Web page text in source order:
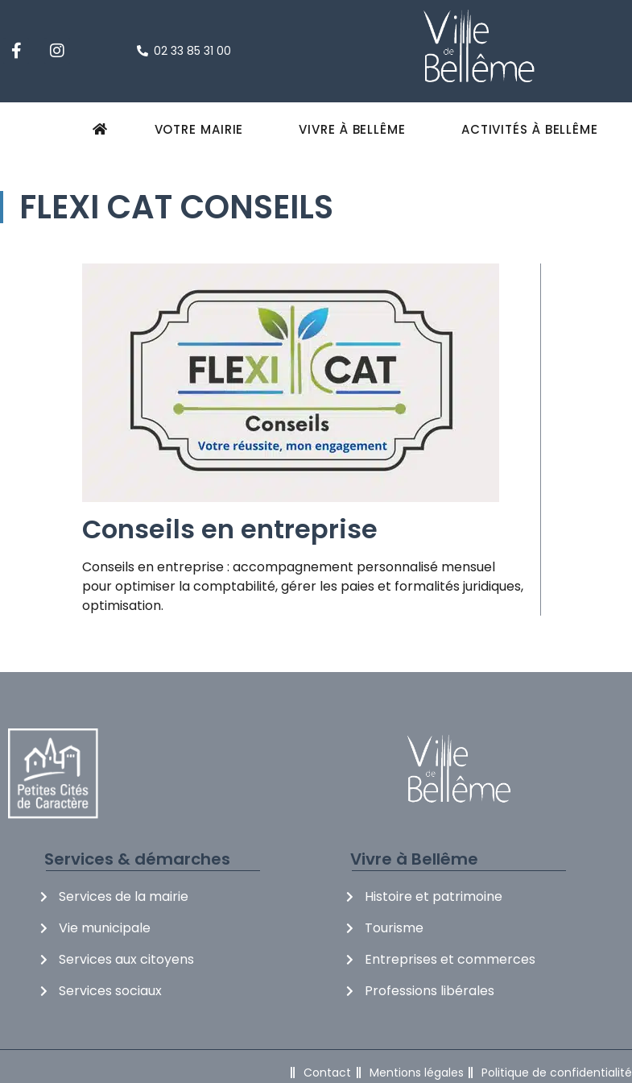
02 33 85 31 00
VOTRE MAIRIE VIVRE À BELLÊME ACTIVITÉS À BELLÊME
FLEXI CAT CONSEILS
Conseils en entreprise
Conseils en entreprise : accompagnement personnalisé mensuel
pour optimiser la comptabilité, gérer les paies et formalités juridiques,
optimisation.
Services & démarches
Services de la mairie
Vie municipale
Services aux citoyens
Services sociaux
Vivre à Bellême
Histoire et patrimoine
Tourisme
Entreprises et commerces
Professions libérales
Contact Mentions légales Politique de confidentialité